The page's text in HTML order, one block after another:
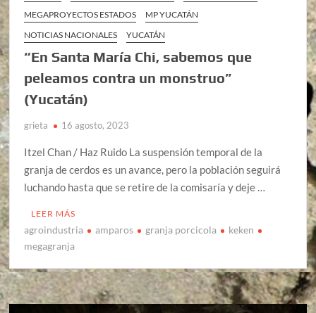
MEGAPROYECTOS ESTADOS
MP YUCATÁN
NOTICIAS NACIONALES
YUCATÁN
“En Santa María Chi, sabemos que
peleamos contra un monstruo”
(Yucatán)
grieta 16 agosto, 2023
Itzel Chan / Haz Ruido La suspensión temporal de la
granja de cerdos es un avance, pero la población seguirá
luchando hasta que se retire de la comisaría y deje …
LEER MÁS
agroindustria amparos granja porcicola
keken
megagranja